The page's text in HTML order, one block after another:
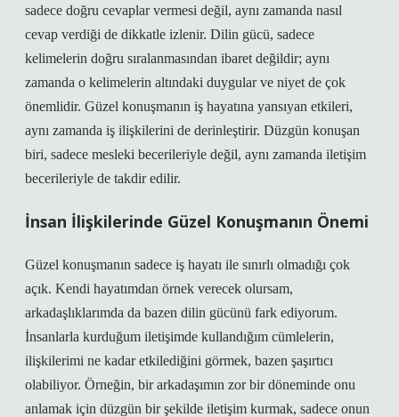
sadece doğru cevaplar vermesi değil, aynı zamanda nasıl
cevap verdiği de dikkatle izlenir. Dilin gücü, sadece
kelimelerin doğru sıralanmasından ibaret değildir; aynı
zamanda o kelimelerin altındaki duygular ve niyet de çok
önemlidir. Güzel konuşmanın iş hayatına yansıyan etkileri,
aynı zamanda iş ilişkilerini de derinleştirir. Düzgün konuşan
biri, sadece mesleki becerileriyle değil, aynı zamanda iletişim
becerileriyle de takdir edilir.
İnsan İlişkilerinde Güzel Konuşmanın Önemi
Güzel konuşmanın sadece iş hayatı ile sınırlı olmadığı çok
açık. Kendi hayatımdan örnek verecek olursam,
arkadaşlıklarımda da bazen dilin gücünü fark ediyorum.
İnsanlarla kurduğum iletişimde kullandığım cümlelerin,
ilişkilerimi ne kadar etkilediğini görmek, bazen şaşırtıcı
olabiliyor. Örneğin, bir arkadaşımın zor bir döneminde onu
anlamak için düzgün bir şekilde iletişim kurmak, sadece onun